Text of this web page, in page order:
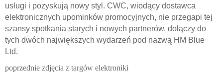
usługi i pozyskują nowy styl. CWC, wiodący dostawca
elektronicznych upominków promocyjnych, nie przegapi tej
szansy spotkania starych i nowych partnerów, dołączy do
tych dwóch największych wydarzeń pod nazwą HM Blue
Ltd.
poprzednie zdjęcia z targów elektroniki